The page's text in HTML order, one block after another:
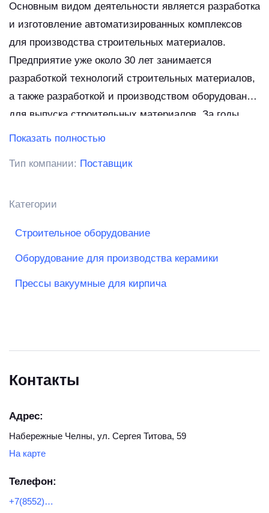
Основным видом деятельности является разработка
и изготовление автоматизированных комплексов
для производства строительных материалов.
Предприятие уже около 30 лет занимается
разработкой технологий строительных материалов,
а также разработкой и производством оборудования
для выпуска строительных материалов. За годы
работы в сфере производства строительных
технологию производства облицовочного кирпича на
автоматизированные производственные комплексы,
кирпичей в год.
Показать полностью
Тип компании: Поставщик
Категории
Строительное оборудование
Оборудование для производства керамики
Прессы вакуумные для кирпича
Контакты
Адрес:
Набережные Челны, ул. Сергея Титова, 59
На карте
Телефон:
+7(8552)36-72-07